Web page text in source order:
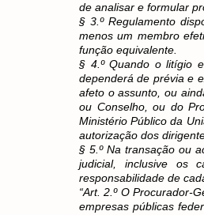
de analisar e formular
§ 3.º Regulamento
menos um membro
função equivalente.
§ 4.º Quando o litígio
dependerá de prévia e
afeto o assunto, ou
ou Conselho, ou do
Ministério Público da
autorização dos
§ 5.º Na transação ou
judicial, inclusive os
responsabilidade de
“Art. 2.º O Procurador-
empresas públicas